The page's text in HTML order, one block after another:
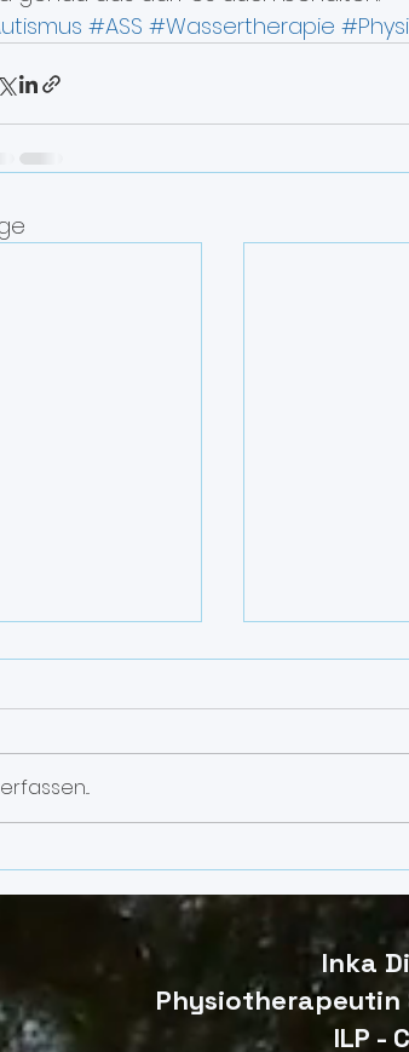
#ASS #Wassertherapie
–
was Kinder
mitnehmen
Inka
ILP -